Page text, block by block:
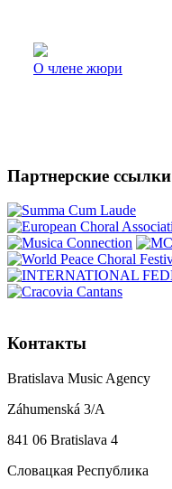
О члене жюри
Партнерские ссылки
Контакты
Bratislava Music Agency
Záhumenská 3/A
841 06 Bratislava 4
Словацкая Республика